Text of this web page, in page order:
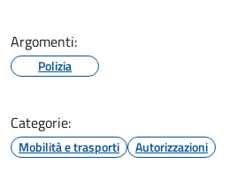
Argomenti:
Polizia
Categorie:
Mobilità e trasporti Autorizzazioni